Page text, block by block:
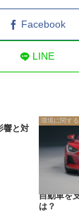
Facebook
LINE
響と対
環境に関す
自動車を
は？